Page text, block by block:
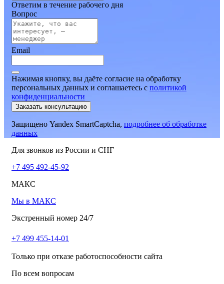
Ответим в течение рабочего дня
Вопрос
Email
Нажимая кнопку, вы даёте согласие на обработку
персональных данных и соглашаетесь c политикой
конфиденциальности
Заказать консультацию
Защищено Yandex SmartCaptcha, подробнее об обработке
данных
Для звонков из России и СНГ
+7 495 492-45-92
МАКС
Мы в МАКС
Экстренный номер 24/7
+7 499 455-14-01
Только при отказе работоспособности сайта
По всем вопросам